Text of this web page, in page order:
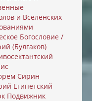
и Вселенских
Богословие /
(Булгаков)
Сирин
Египетский
Подвижник